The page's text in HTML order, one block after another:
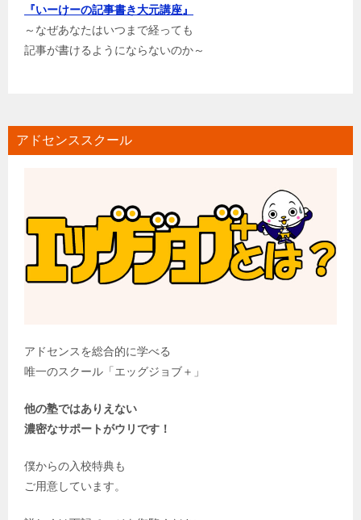
『いーけーの記事書き大元講座』
～なぜあなたはいつまで経っても
記事が書けるようにならないのか～
アドセンススクール
アドセンスを総合的に学べる
唯一のスクール「エッグジョブ＋」
他の塾ではありえない
濃密なサポートがウリです！
僕からの入校特典も
ご用意しています。